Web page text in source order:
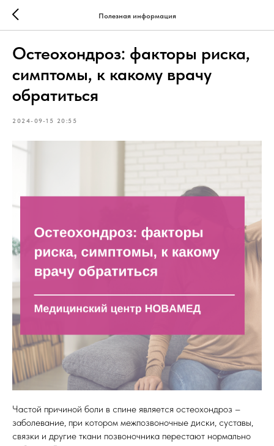
Полезная информация
Остеохондроз: факторы риска,
симптомы, к какому врачу
обратиться
2024-09-15 20:55
Частой причиной боли в спине является остеохондроз –
заболевание, при котором межпозвоночные диски, суставы,
связки и другие ткани позвоночника перестают нормально